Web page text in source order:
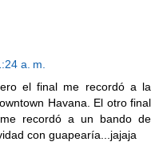
a. m.
el final me recordó a la
Havana. El otro final
recordó a un bando de
con guapearía...jajaja